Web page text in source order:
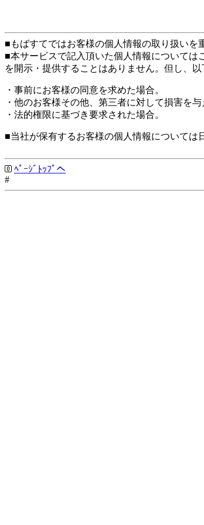
■もばすてではお客様の個人情報の取り扱いを
■本サービスで記入頂いた個人情報について
を開示・提供することはありません。但し、
・事前にお客様の同意を求めた場合。
・他のお客様その他、第三者に対して損害を
・法的権限に基づき要求された場合。
■当社が保有するお客様の個人情報については
ﾍﾟｰｼﾞﾄｯﾌﾟへ
#